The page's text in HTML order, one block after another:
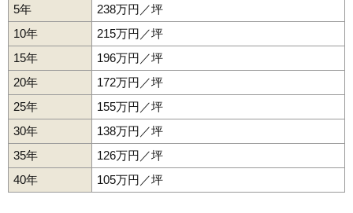
住所 神奈川県横浜市都筑区牛久保東2丁目
交通
相場 6,380万円～6,780万円
(64.4万円/㎡~68.5万円/㎡)
マンションナビで
無料一括査定をする
リリーベル港北センターキューブ
住所 神奈川県横浜市都筑区牛久保東2丁目
5年
238万円／坪
10年
215万円／坪
15年
196万円／坪
20年
172万円／坪
25年
155万円／坪
30年
138万円／坪
35年
126万円／坪
40年
105万円／坪